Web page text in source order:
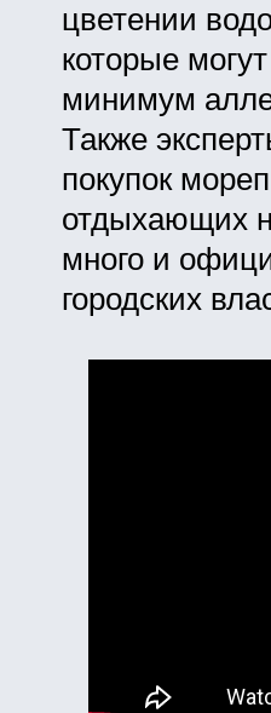
цветении
которые
минимум
Также
покупок
отдыхающих
много и
городских